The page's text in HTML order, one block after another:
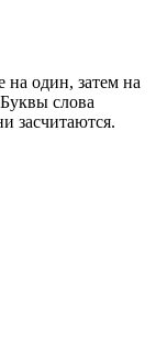
один, затем на
слова
засчитаются.